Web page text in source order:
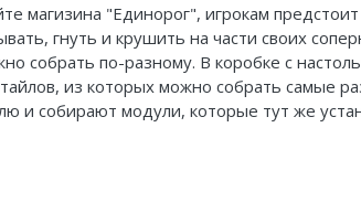
магизина "Единорог", игрокам
гнуть и крушить на части своих
собрать по-разному. В коробке с
из которых можно собрать самые
собирают модули, которые тут же